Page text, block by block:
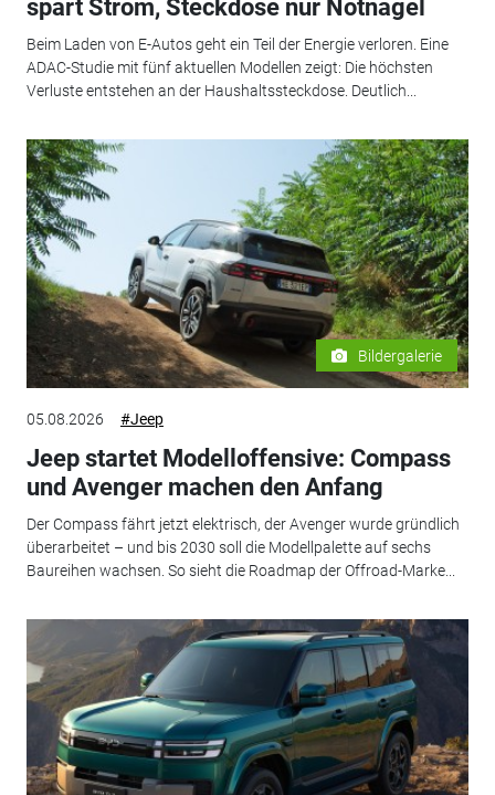
spart Strom, Steckdose nur Notnagel
Beim Laden von E-Autos geht ein Teil der Energie verloren. Eine
ADAC-Studie mit fünf aktuellen Modellen zeigt: Die höchsten
Verluste entstehen an der Haushaltssteckdose. Deutlich...
Bildergalerie
05.08.2026 #Jeep
Jeep startet Modelloffensive: Compass
und Avenger machen den Anfang
Der Compass fährt jetzt elektrisch, der Avenger wurde gründlich
überarbeitet – und bis 2030 soll die Modellpalette auf sechs
Baureihen wachsen. So sieht die Roadmap der Offroad-Marke...